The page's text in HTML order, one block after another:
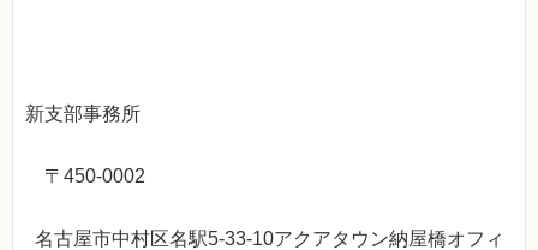
新支部事務所
〒450-0002
名古屋市中村区名駅5-33-10アクアタウン納屋橋オフィ